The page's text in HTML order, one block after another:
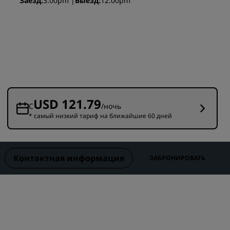
для
Отели для семейного отдыха
команд
Деловой путешественник
Отели в центре города
Radisson Rewards
СUSD 121.79/ночь
* самый низкий тариф на ближайшие 60 дней
Контактная информация ЗАБРОНИРОВАТЬ